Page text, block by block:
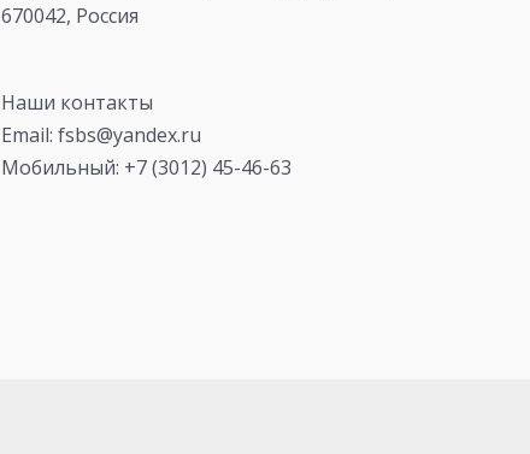
670042, Россия
Наши контакты
Email: fsbs@yandex.ru
Мобильный: +7 (3012) 45-46-63